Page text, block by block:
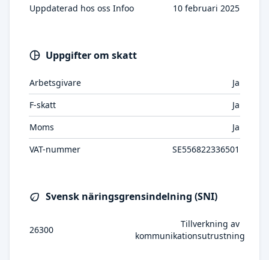
Uppdaterad hos oss Infoo
10 februari 2025
Uppgifter om skatt
Arbetsgivare
Ja
F-skatt
Ja
Moms
Ja
VAT-nummer
SE556822336501
Svensk näringsgrensindelning (SNI)
26300
Tillverkning av
kommunikationsutrustning